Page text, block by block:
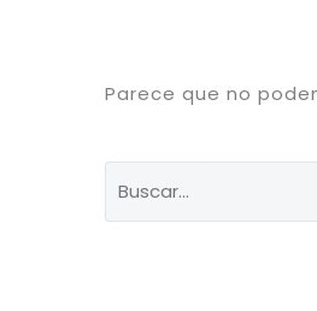
Parece que no